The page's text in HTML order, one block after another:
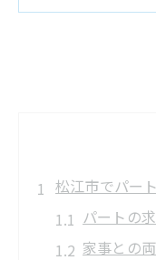
松江市でパー
パートの
家事との